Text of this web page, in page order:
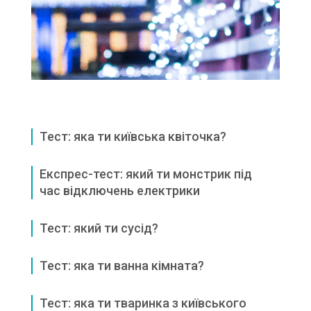
Тест: яка ти київська квіточка?
Експрес-тест: який ти монстрик під
час відключень електрики
Тест: який ти сусід?
Тест: яка ти ванна кімната?
Тест: яка ти тваринка з київського